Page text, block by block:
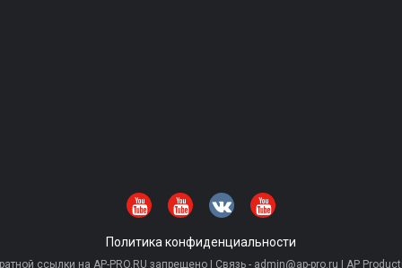
Политика конфиденциальности
ссылки на AP-PRO.RU запрещено | Связь - admin@ap-pro.ru | AP